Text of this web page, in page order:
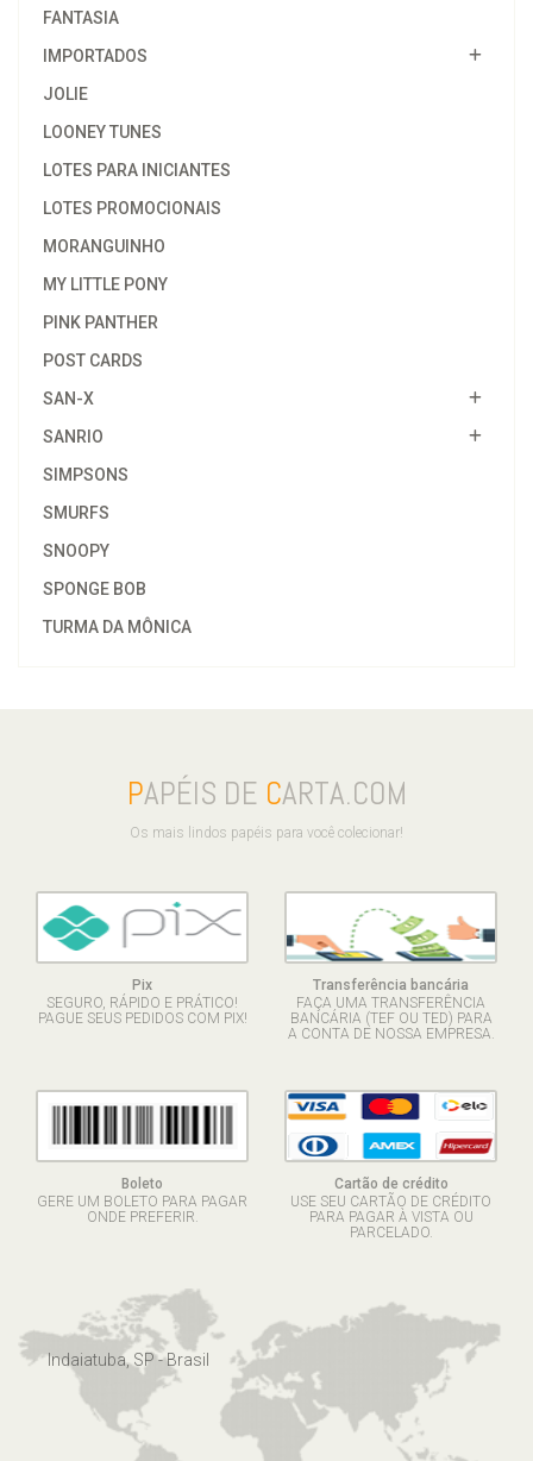
FANTASIA
IMPORTADOS
JOLIE
LOONEY TUNES
LOTES PARA INICIANTES
LOTES PROMOCIONAIS
MORANGUINHO
MY LITTLE PONY
PINK PANTHER
POST CARDS
SAN-X
SANRIO
SIMPSONS
SMURFS
SNOOPY
SPONGE BOB
TURMA DA MÔNICA
PAPÉIS DE CARTA.COM
Os mais lindos papéis para você colecionar!
Pix
SEGURO, RÁPIDO E PRÁTICO!
PAGUE SEUS PEDIDOS COM PIX!
Transferência bancária
FAÇA UMA TRANSFERÊNCIA
BANCÁRIA (TEF OU TED) PARA
A CONTA DE NOSSA EMPRESA.
Boleto
GERE UM BOLETO PARA PAGAR
ONDE PREFERIR.
Cartão de crédito
USE SEU CARTÃO DE CRÉDITO
PARA PAGAR À VISTA OU
PARCELADO.
Indaiatuba, SP - Brasil